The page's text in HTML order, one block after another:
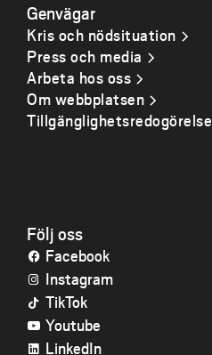
Genvägar
Kris och nödsituation
Press och media
Arbeta hos oss
Om webbplatsen
Tillgänglighetsredogörelse
Följ oss
Facebook
Instagram
TikTok
Youtube
LinkedIn